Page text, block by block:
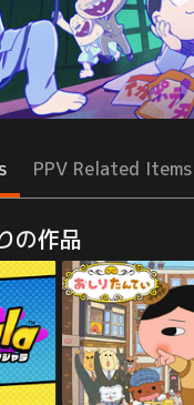
PPV Related Items
の作品